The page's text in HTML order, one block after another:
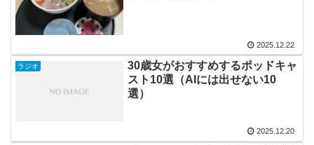
2025.12.22
ラジオ
30歳女がおすすめするポッドキャ
スト10選（AIには出せない10
選）
2025.12.20